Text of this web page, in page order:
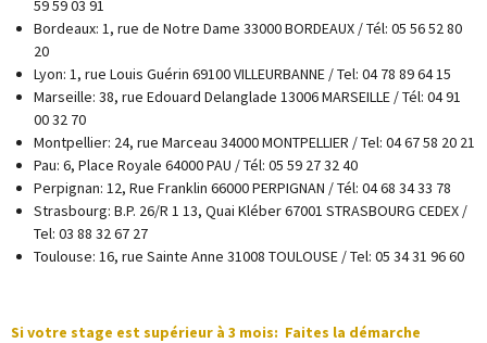
59 59 03 91
Bordeaux: 1, rue de Notre Dame 33000 BORDEAUX / Tél: 05 56 52 80
20
Lyon: 1, rue Louis Guérin 69100 VILLEURBANNE / Tel: 04 78 89 64 15
Marseille: 38, rue Edouard Delanglade 13006 MARSEILLE / Tél: 04 91
00 32 70
Montpellier: 24, rue Marceau 34000 MONTPELLIER / Tel: 04 67 58 20 21
Pau: 6, Place Royale 64000 PAU / Tél: 05 59 27 32 40
Perpignan: 12, Rue Franklin 66000 PERPIGNAN / Tél: 04 68 34 33 78
Strasbourg: B.P. 26/R 1 13, Quai Kléber 67001 STRASBOURG CEDEX /
Tel: 03 88 32 67 27
Toulouse: 16, rue Sainte Anne 31008 TOULOUSE / Tel: 05 34 31 96 60
Si votre stage est supérieur à 3 mois: Faites la démarche